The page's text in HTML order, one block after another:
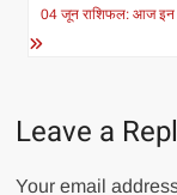
04 जून राशिफल: आज इन
Leave a
Your email